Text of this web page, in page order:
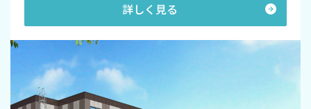
詳しく見る